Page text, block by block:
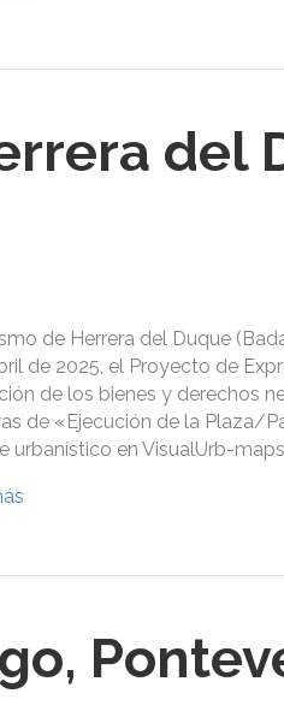
del
de Herrera del Duque
de 2025, el Proyecto de
de los bienes y derechos
de «Ejecución de la Plaza/
urbanístico en VisualUrb-